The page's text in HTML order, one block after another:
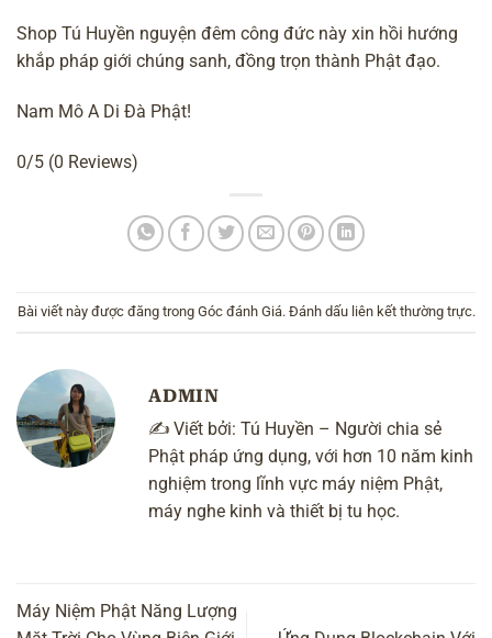
Shop Tú Huyền nguyện đêm công đức này xin hồi hướng
khắp pháp giới chúng sanh, đồng trọn thành Phật đạo.
Nam Mô A Di Đà Phật!
0/5 (0 Reviews)
Bài viết này được đăng trong Góc đánh Giá. Đánh dấu liên kết thường trực.
ADMIN
✍️ Viết bởi: Tú Huyền – Người chia sẻ
Phật pháp ứng dụng, với hơn 10 năm kinh
nghiệm trong lĩnh vực máy niệm Phật,
máy nghe kinh và thiết bị tu học.
Máy Niệm Phật Năng Lượng